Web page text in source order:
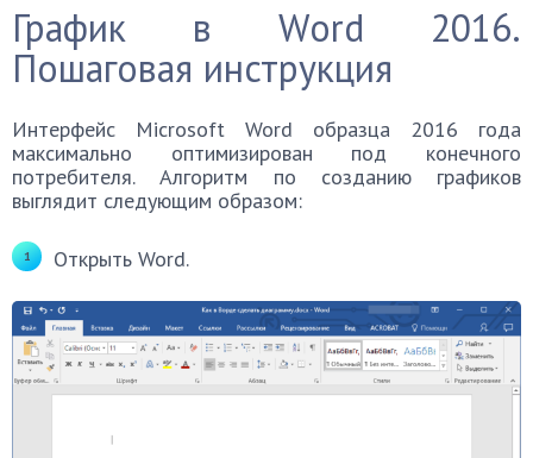
График в Word 2016.
Пошаговая инструкция
Интерфейс Microsoft Word образца 2016 года
максимально оптимизирован под конечного
потребителя. Алгоритм по созданию графиков
выглядит следующим образом:
Открыть Word.